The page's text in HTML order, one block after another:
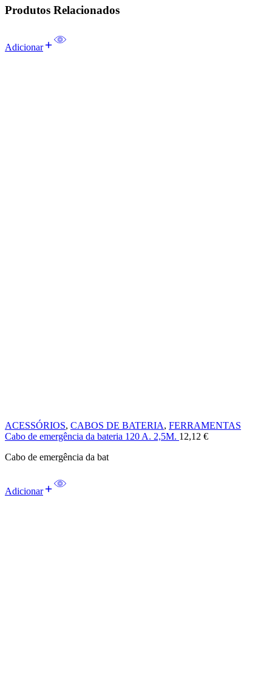
Produtos Relacionados
Adicionar
ACESSÓRIOS, CABOS DE BATERIA, FERRAMENTAS
Cabo de emergência da bateria 120 A. 2,5M. 12,12 €
Cabo de emergência da bat
Adicionar